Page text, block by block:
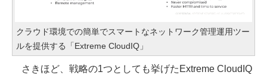
クラウド環境での簡単でスマートなネットワーク管理運用ツー
ルを提供する「Extreme CloudIQ」
さきほど、戦略の1つとしても挙げたExtreme CloudIQ